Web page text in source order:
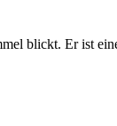
blickt. Er ist